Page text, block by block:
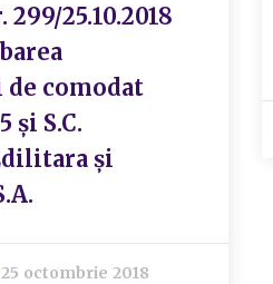
25.10.2018
comodat
și S.C.
și
25 octombrie 2018